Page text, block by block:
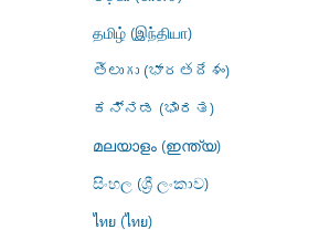
தமிழ் (இந்தியா)
తెలుగు (భారతదేశం)
ಕನ್ನಡ (ಭಾರತ)
മലയാളം (ഇന്ത്യ)
සිංහල (ශ්‍රී ලංකාව)
ไทย (ไทย)